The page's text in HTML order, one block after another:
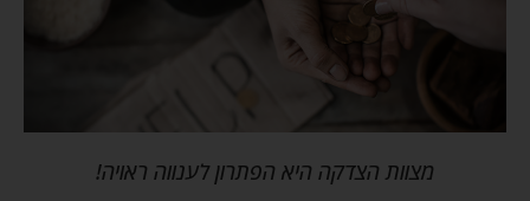
מצוות הצדקה היא הפתרון לענווה ראויה!